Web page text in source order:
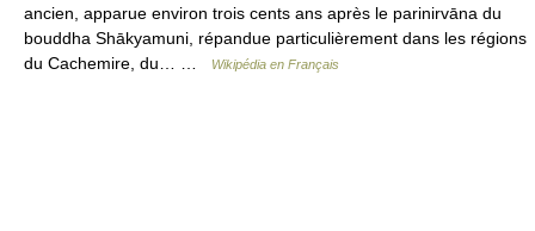
ancien, apparue environ trois cents ans après le parinirvāna du
bouddha Shākyamuni, répandue particulièrement dans les régions
du Cachemire, du… …
Wikipédia en Français